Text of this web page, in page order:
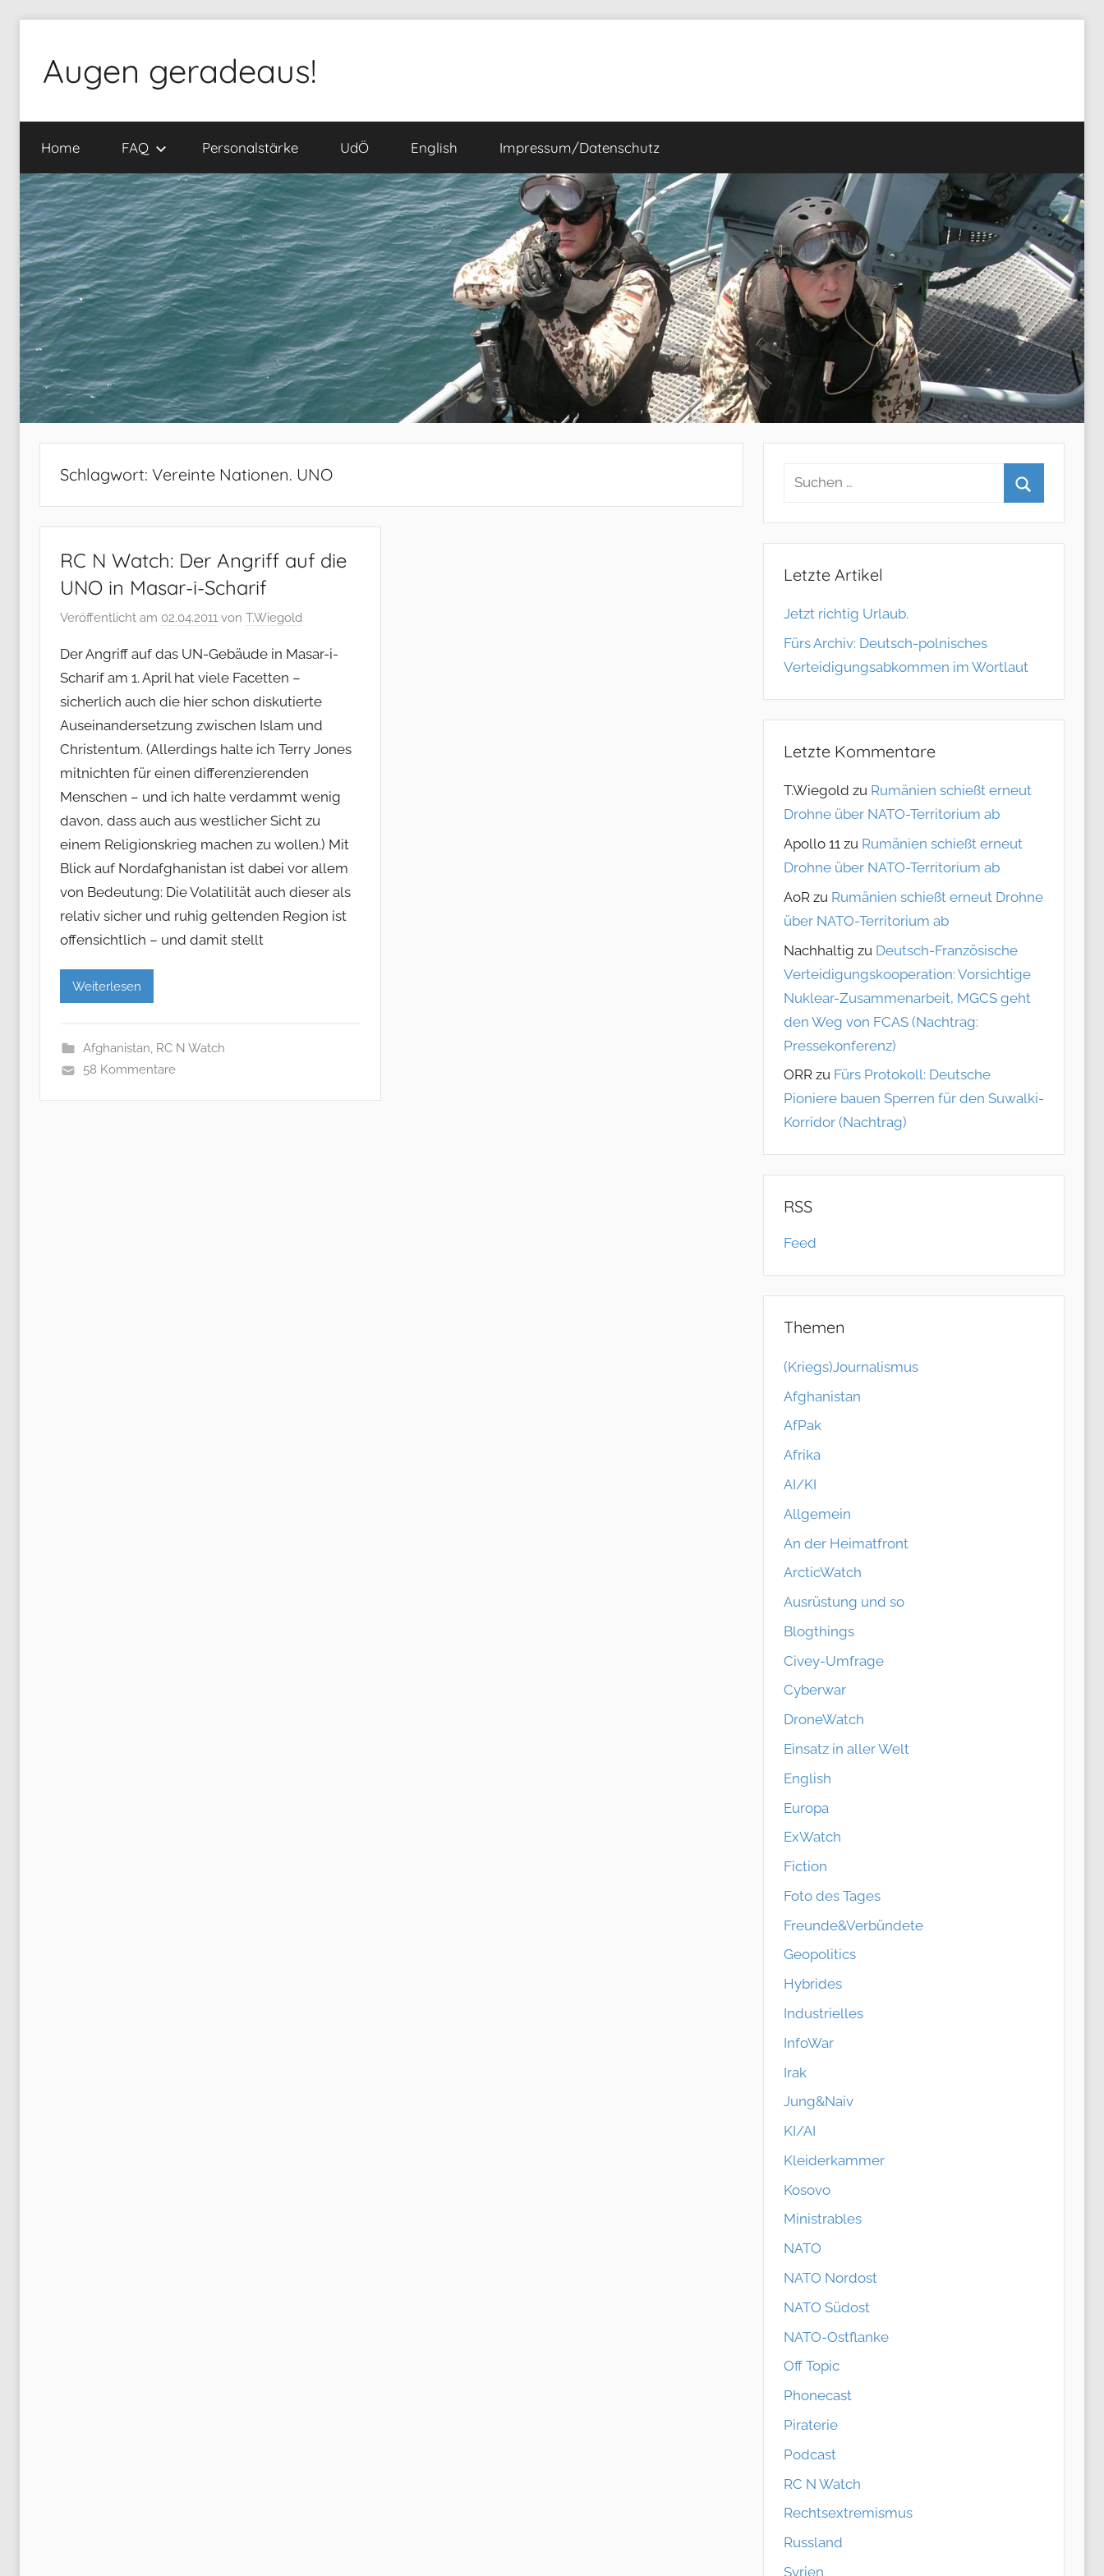
springen
Augen geradeaus!
Home FAQ Personalstärke UdÖ English Impressum/Datenschutz
Schlagwort: Vereinte Nationen. UNO
RC N Watch: Der Angriff auf die
UNO in Masar-i-Scharif
Veröffentlicht am 02.04.2011 von T.Wiegold
Der Angriff auf das UN-Gebäude in Masar-i-
Scharif am 1. April hat viele Facetten –
sicherlich auch die hier schon diskutierte
Auseinandersetzung zwischen Islam und
Christentum. (Allerdings halte ich Terry Jones
mitnichten für einen differenzierenden
Menschen – und ich halte verdammt wenig
davon, dass auch aus westlicher Sicht zu
einem Religionskrieg machen zu wollen.) Mit
Blick auf Nordafghanistan ist dabei vor allem
von Bedeutung: Die Volatilität auch dieser als
relativ sicher und ruhig geltenden Region ist
offensichtlich – und damit stellt
Weiterlesen
Afghanistan, RC N Watch
58 Kommentare
Letzte Artikel
Jetzt richtig Urlaub.
Fürs Archiv: Deutsch-polnisches
Verteidigungsabkommen im Wortlaut
Letzte Kommentare
T.Wiegold zu Rumänien schießt erneut
Drohne über NATO-Territorium ab
Apollo 11zu Rumänien schießt erneut
Drohne über NATO-Territorium ab
AoRzu Rumänien schießt erneut Drohne
über NATO-Territorium ab
Nachhaltig zu Deutsch-Französische
Verteidigungskooperation: Vorsichtige
Nuklear-Zusammenarbeit, MGCS geht
den Weg von FCAS (Nachtrag:
Pressekonferenz)
ORRzu Fürs Protokoll: Deutsche
Pioniere bauen Sperren für den Suwalki-
Korridor (Nachtrag)
RSS
Feed
Themen
(Kriegs)Journalismus
Afghanistan
AfPak
Afrika
AI/KI
Allgemein
An der Heimatfront
ArcticWatch
Ausrüstung und so
Blogthings
Civey-Umfrage
Cyberwar
DroneWatch
Einsatz in aller Welt
English
Europa
ExWatch
Fiction
Foto des Tages
Freunde&Verbündete
Geopolitics
Hybrides
Industrielles
InfoWar
Irak
Jung&Naiv
KI/AI
Kleiderkammer
Kosovo
Ministrables
NATO
NATO Nordost
NATO Südost
NATO-Ostflanke
Off Topic
Phonecast
Piraterie
Podcast
RC N Watch
Rechtsextremismus
Russland
Syrien